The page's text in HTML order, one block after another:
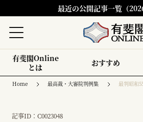
最近の公開記事一覧（
有斐閣Online
とは
おすすめ
Home 最高裁・大審院判例集 最判昭和
記事ID：C0023048